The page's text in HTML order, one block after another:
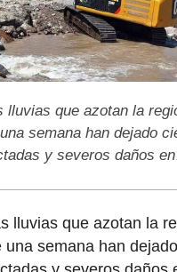
lluvias que azotan la
semana han dejado
y severos daños
lluvias que azotan la
una semana han